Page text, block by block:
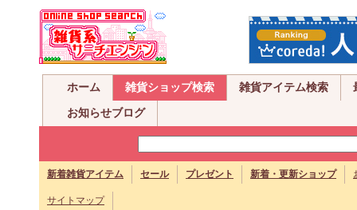
ホーム 雑貨ショップ検索 雑貨アイテム検索
お知らせブログ
新着雑貨アイテム セール プレゼント 新着・更新ショップ
サイトマップ